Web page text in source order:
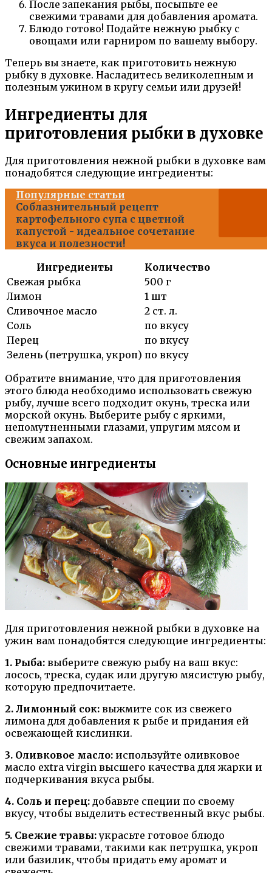
После запекания рыбы, посыпьте ее
свежими травами для добавления аромата.
Блюдо готово! Подайте нежную рыбку с
овощами или гарниром по вашему выбору.
Теперь вы знаете, как приготовить нежную
рыбку в духовке. Насладитесь великолепным и
полезным ужином в кругу семьи или друзей!
Ингредиенты для
приготовления рыбки в духовке
Для приготовления нежной рыбки в духовке вам
понадобятся следующие ингредиенты:
Популярные статьи
Соблазнительный рецепт
картофельного супа с цветной
капустой - идеальное сочетание
вкуса и полезности!
Ингредиенты
Количество
Свежая рыбка
500 г
Лимон
1 шт
Сливочное масло
2 ст. л.
Соль
по вкусу
Перец
по вкусу
Зелень (петрушка, укроп) по вкусу
Обратите внимание, что для приготовления
этого блюда необходимо использовать свежую
рыбу, лучше всего подходит окунь, треска или
морской окунь. Выберите рыбу с яркими,
непомутненными глазами, упругим мясом и
свежим запахом.
Основные ингредиенты
Для приготовления нежной рыбки в духовке на
ужин вам понадобятся следующие ингредиенты:
1. Рыба: выберите свежую рыбу на ваш вкус:
лосось, треска, судак или другую мясистую рыбу,
которую предпочитаете.
2. Лимонный сок: выжмите сок из свежего
лимона для добавления к рыбе и придания ей
освежающей кислинки.
3. Оливковое масло: используйте оливковое
масло extra virgin высшего качества для жарки и
подчеркивания вкуса рыбы.
4. Соль и перец: добавьте специи по своему
вкусу, чтобы выделить естественный вкус рыбы.
5. Свежие травы:украсьте готовое блюдо
свежими травами, такими как петрушка, укроп
или базилик, чтобы придать ему аромат и